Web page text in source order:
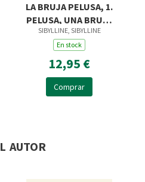
LA BRUJA PELUSA, 1.
PELUSA, UNA BRUJA
MUY MUY PEQUEÑITA
SIBYLLINE, SIBYLLINE
En stock
12,95 €
Comprar
autor